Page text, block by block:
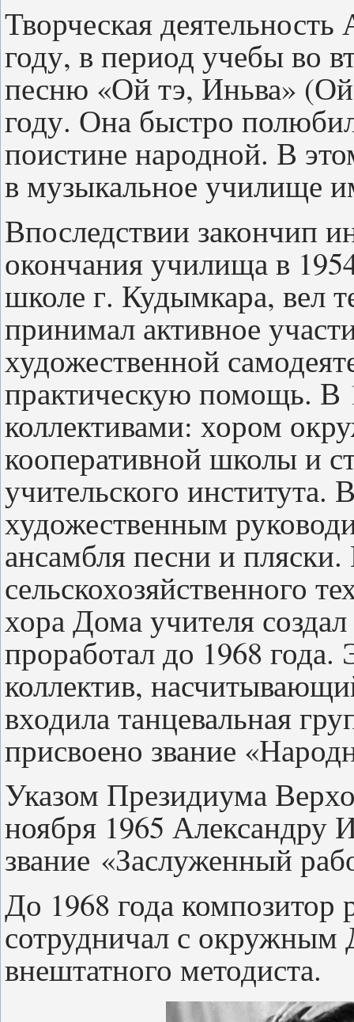
Творческая
году, в период учебы во
песню «Ой тэ, Иньва»
году. Она быстро
поистине народной. В
в музыкальное училище
Впоследствии закончип
окончания училища в
школе г. Кудымкара, вел
принимал активное
художественной
практическую помощь. В
коллективами: хором
кооперативной школы и
учительского института.
художественным
ансамбля песни и
сельскохозяйственного
хора Дома учителя
проработал до 1968
коллектив,
входила танцевальная
присвоено звание
Указом Президиума
ноября 1965 Александру
звание «Заслуженный
До 1968 года композитор
сотрудничал с окружным
внештатного методиста.